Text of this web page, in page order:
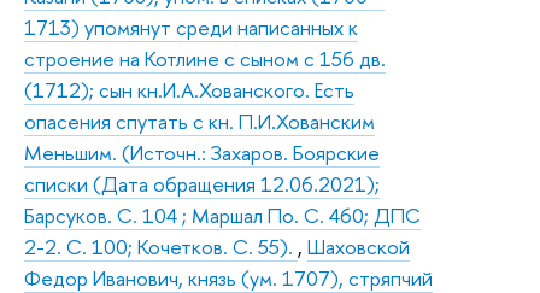
1713) упомянут среди написанных к
строение на Котлине с сыном с 156 дв.
(1712); сын кн.И.А.Хованского. Есть
опасения спутать с кн. П.И.Хованским
Меньшим. (Источн.: Захаров. Боярские
списки (Дата обращения 12.06.2021);
Барсуков. С. 104 ; Маршал По. С. 460; ДПС
2-2. С. 100; Кочетков. С. 55). , Шаховской
Федор Иванович, князь (ум. 1707), стряпчий